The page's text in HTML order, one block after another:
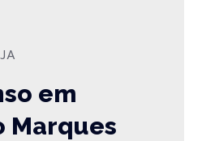
em
Marques